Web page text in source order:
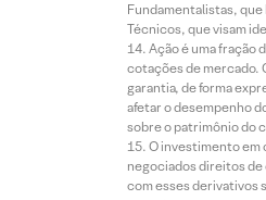
Fundamentalistas,
Técnicos, que visam
Ação é uma fração
cotações de mercado.
garantia, de forma
afetar o desempenho
sobre o patrimônio do
O investimento em
negociados direitos de
com esses derivativos